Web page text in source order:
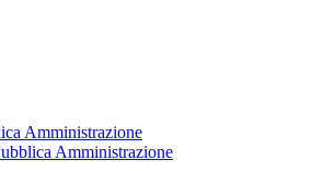
Amministrazione
Amministrazione